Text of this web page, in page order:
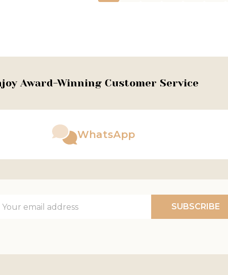
Award-Winning Customer Service
WhatsApp
SUBSCRIBE